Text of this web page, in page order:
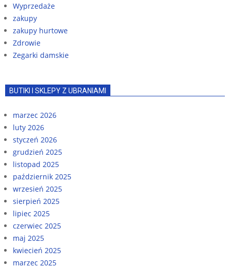
Wyprzedaże
zakupy
zakupy hurtowe
Zdrowie
Zegarki damskie
BUTIKI I SKLEPY Z UBRANIAMI
marzec 2026
luty 2026
styczeń 2026
grudzień 2025
listopad 2025
październik 2025
wrzesień 2025
sierpień 2025
lipiec 2025
czerwiec 2025
maj 2025
kwiecień 2025
marzec 2025